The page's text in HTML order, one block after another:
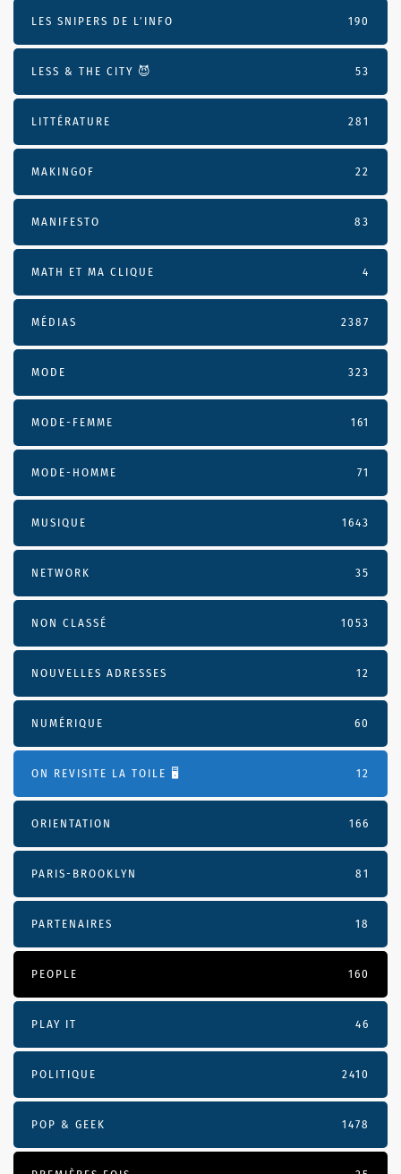
LES SNIPERS DE L’INFO 190
LESS & THE CITY 😈 53
LITTÉRATURE 281
MAKINGOF 22
MANIFESTO 83
MATH ET MA CLIQUE 4
MÉDIAS 2387
MODE 323
MODE-FEMME 161
MODE-HOMME 71
MUSIQUE 1643
NETWORK 35
NON CLASSÉ 1053
NOUVELLES ADRESSES 12
NUMÉRIQUE 60
ON REVISITE LA TOILE 🖥️ 12
ORIENTATION 166
PARIS-BROOKLYN 81
PARTENAIRES 18
PEOPLE 160
PLAY IT 46
POLITIQUE 2410
POP & GEEK 1478